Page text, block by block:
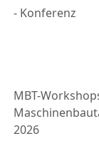
- Konferenz
MBT-
2026